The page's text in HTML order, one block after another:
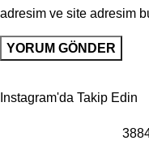
adresim ve site adresim
Instagram'da Takip Edin